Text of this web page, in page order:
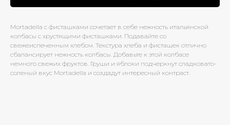
Mortadella с фисташками сочетает в себе нежность итальянской
колбасы с хрустящими фисташками. Подавайте со
свежеиспеченным хлебом. Текстура хлеба и фисташек отлично
сбалансирует нежность колбасы. Добавьте к этой колбасе
немного свежих фруктов. Груши и яблоки подчеркнут сладковато-
соленый вкус Mortadella и создадут интересный контраст.